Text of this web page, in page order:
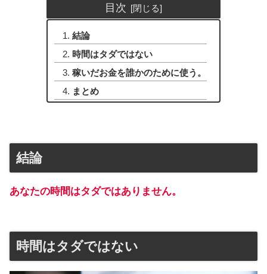
目次
結論
時間はタダではない
稼いだお金を誰かのために使う。
まとめ
結論
あなたの時間はタダではありません。
時間はタダではない